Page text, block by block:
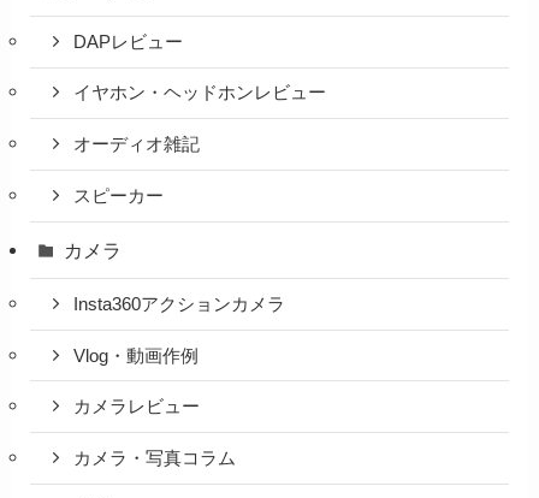
DAPレビュー
イヤホン・ヘッドホンレビュー
オーディオ雑記
スピーカー
カメラ
Insta360アクションカメラ
Vlog・動画作例
カメラレビュー
カメラ・写真コラム